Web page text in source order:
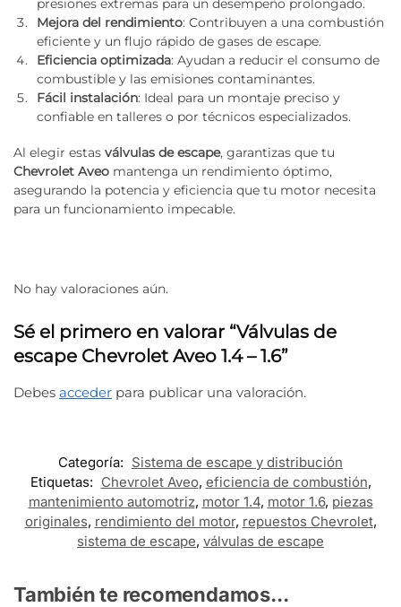
Mejora del rendimiento: Contribuyen a una combustión
eficiente y un flujo rápido de gases de escape.
Eficiencia optimizada: Ayudan a reducir el consumo de
combustible y las emisiones contaminantes.
Fácil instalación: Ideal para un montaje preciso y
confiable en talleres o por técnicos especializados.
Al elegir estas válvulas de escape, garantizas que tu
Chevrolet Aveo mantenga un rendimiento óptimo,
asegurando la potencia y eficiencia que tu motor necesita
para un funcionamiento impecable.
No hay valoraciones aún.
Sé el primero en valorar “Válvulas de
escape Chevrolet Aveo 1.4 – 1.6”
Debes acceder para publicar una valoración.
Categoría: Sistema de escape y distribución
Etiquetas: Chevrolet Aveo, eficiencia de combustión,
mantenimiento automotriz, motor 1.4, motor 1.6, piezas
originales, rendimiento del motor, repuestos Chevrolet,
sistema de escape, válvulas de escape
También te recomendamos...